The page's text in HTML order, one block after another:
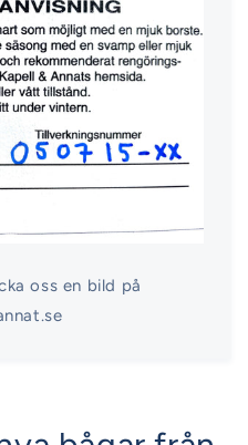
oss en bild på